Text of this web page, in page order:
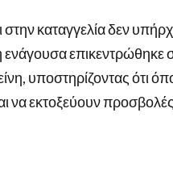
καταγγελία δεν
επικεντρώθηκε
υποστηρίζοντας ότι
να εκτοξεύουν